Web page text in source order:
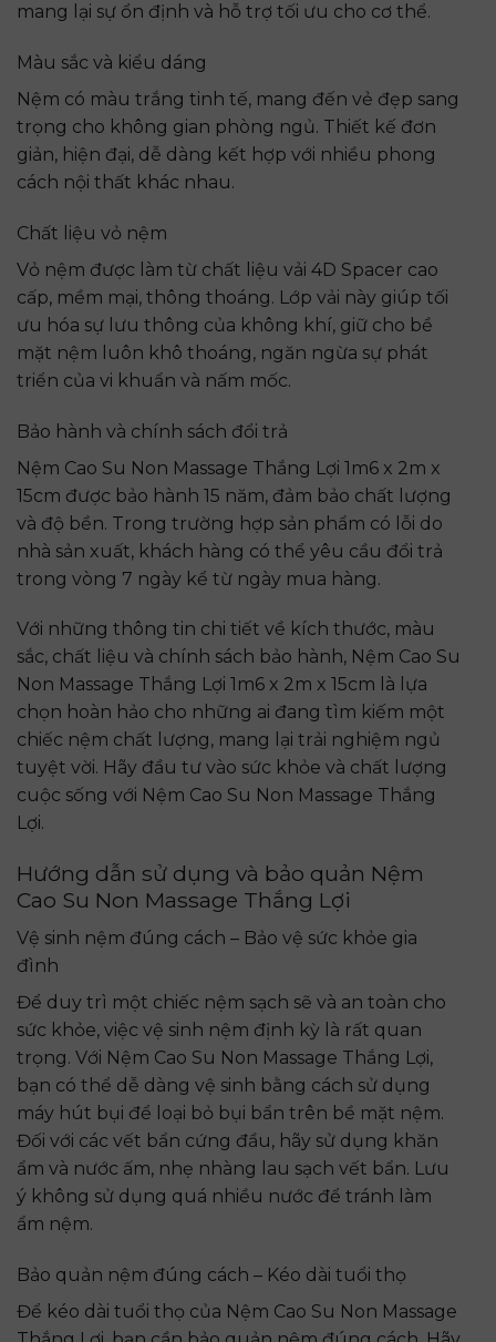
mang lại sự ổn định và hỗ trợ tối ưu cho cơ thể.
Màu sắc và kiểu dáng
Nệm có màu trắng tinh tế, mang đến vẻ đẹp sang
trọng cho không gian phòng ngủ. Thiết kế đơn
giản, hiện đại, dễ dàng kết hợp với nhiều phong
cách nội thất khác nhau.
Chất liệu vỏ nệm
Vỏ nệm được làm từ chất liệu vải 4D Spacer cao
cấp, mềm mại, thông thoáng. Lớp vải này giúp tối
ưu hóa sự lưu thông của không khí, giữ cho bề
mặt nệm luôn khô thoáng, ngăn ngừa sự phát
triển của vi khuẩn và nấm mốc.
Bảo hành và chính sách đổi trả
Nệm Cao Su Non Massage Thắng Lợi 1m6 x 2m x
15cm được bảo hành 15 năm, đảm bảo chất lượng
và độ bền. Trong trường hợp sản phẩm có lỗi do
nhà sản xuất, khách hàng có thể yêu cầu đổi trả
trong vòng 7 ngày kể từ ngày mua hàng.
Với những thông tin chi tiết về kích thước, màu
sắc, chất liệu và chính sách bảo hành, Nệm Cao Su
Non Massage Thắng Lợi 1m6 x 2m x 15cm là lựa
chọn hoàn hảo cho những ai đang tìm kiếm một
chiếc nệm chất lượng, mang lại trải nghiệm ngủ
tuyệt vời. Hãy đầu tư vào sức khỏe và chất lượng
cuộc sống với Nệm Cao Su Non Massage Thắng
Lợi.
Hướng dẫn sử dụng và bảo quản Nệm
Cao Su Non Massage Thắng Lợi
Vệ sinh nệm đúng cách – Bảo vệ sức khỏe gia
đình
Để duy trì một chiếc nệm sạch sẽ và an toàn cho
sức khỏe, việc vệ sinh nệm định kỳ là rất quan
trọng. Với Nệm Cao Su Non Massage Thắng Lợi,
bạn có thể dễ dàng vệ sinh bằng cách sử dụng
máy hút bụi để loại bỏ bụi bẩn trên bề mặt nệm.
Đối với các vết bẩn cứng đầu, hãy sử dụng khăn
ẩm và nước ấm, nhẹ nhàng lau sạch vết bẩn. Lưu
ý không sử dụng quá nhiều nước để tránh làm
ẩm nệm.
Bảo quản nệm đúng cách – Kéo dài tuổi thọ
Để kéo dài tuổi thọ của Nệm Cao Su Non Massage